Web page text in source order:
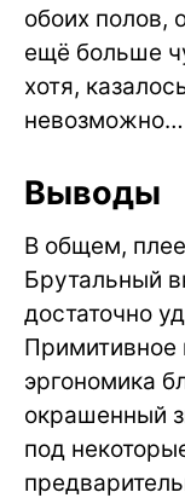
обоих полов,
ещё больше
хотя,
невозможно…
Выводы
В общем,
Брутальный
достаточно
эргономика
окрашенный
под